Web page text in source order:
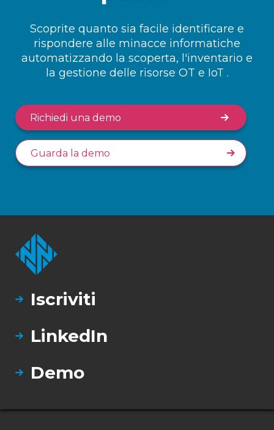
Scoprite quanto sia facile identificare e
rispondere alle minacce informatiche
automatizzando la scoperta, l'inventario e
la gestione delle risorse OT e IoT .
Richiedi una demo
Guarda la demo
Iscriviti
LinkedIn
Demo